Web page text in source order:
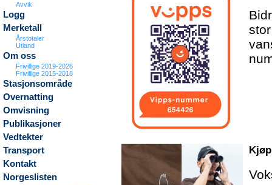
Avvik
Logg
Merketall
Årstotaler
Utland
Om oss
Frivillige 2019-2026
Frivillige 2015-2018
Stasjonsområde
Overnatting
Omvisning
Publikasjoner
Vedtekter
Transport
Kontakt
Norgeslisten